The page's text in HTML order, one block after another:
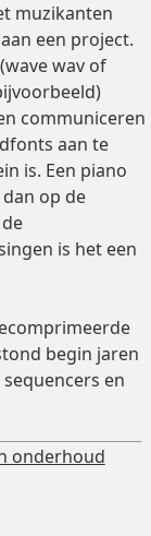
muzikanten
een project.
wav of
communiceren
aan te
is. Een piano
op de
is het een
begin jaren
en
onderhoud